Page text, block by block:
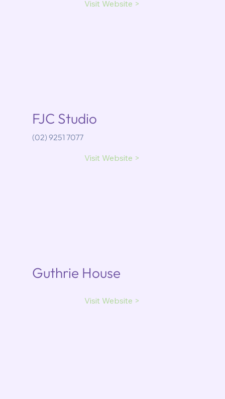
Visit Website >
FJC Studio
(02) 9251 7077
Visit Website >
Guthrie House
Visit Website >